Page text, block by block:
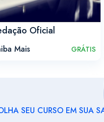
Oficial
Mais GRÁTIS
SEU CURSO EM SUA